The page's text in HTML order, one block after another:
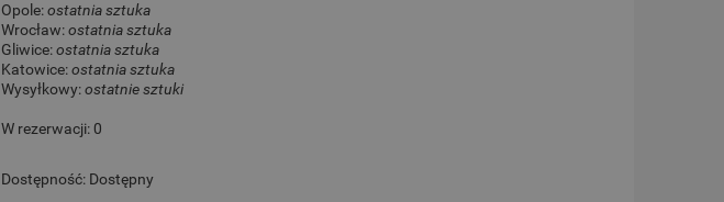
Opole:ostatnia sztuka
Wrocław:ostatnia sztuka
Gliwice:ostatnia sztuka
Katowice:ostatnia sztuka
Wysyłkowy:ostatnie sztuki
W rezerwacji: 0
Dostępność: Dostępny